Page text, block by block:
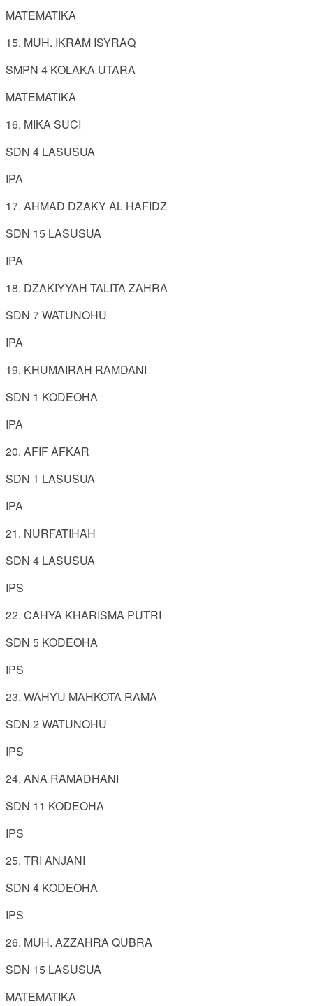
MATEMATIKA
15. MUH. IKRAM ISYRAQ
SMPN 4 KOLAKA UTARA
MATEMATIKA
16. MIKA SUCI
SDN 4 LASUSUA
IPA
17. AHMAD DZAKY AL HAFIDZ
SDN 15 LASUSUA
IPA
18. DZAKIYYAH TALITA ZAHRA
SDN 7 WATUNOHU
IPA
19. KHUMAIRAH RAMDANI
SDN 1 KODEOHA
IPA
20. AFIF AFKAR
SDN 1 LASUSUA
IPA
21. NURFATIHAH
SDN 4 LASUSUA
IPS
22. CAHYA KHARISMA PUTRI
SDN 5 KODEOHA
IPS
23. WAHYU MAHKOTA RAMA
SDN 2 WATUNOHU
IPS
24. ANA RAMADHANI
SDN 11 KODEOHA
IPS
25. TRI ANJANI
SDN 4 KODEOHA
IPS
26. MUH. AZZAHRA QUBRA
SDN 15 LASUSUA
MATEMATIKA